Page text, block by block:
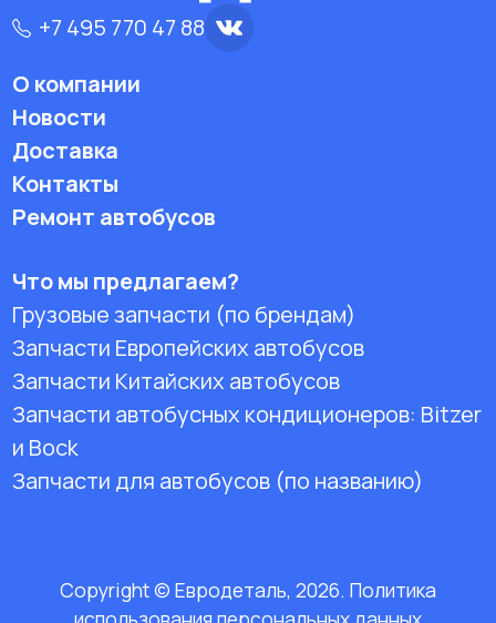
+7 495 770 47 88
О компании
Новости
Доставка
Контакты
Ремонт автобусов
Что мы предлагаем?
Грузовые запчасти (по брендам)
Запчасти Европейских автобусов
Запчасти Китайских автобусов
Запчасти автобусных кондиционеров: Bitzer
и Bock
Запчасти для автобусов (по названию)
Copyright © Евродеталь, 2026. Политика